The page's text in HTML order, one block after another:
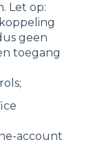
Let op:
geen
toegang
account